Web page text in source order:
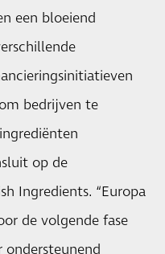
een bloeiend
bedrijven te
op de
Ingredients. “Europa
de volgende fase
ondersteunend